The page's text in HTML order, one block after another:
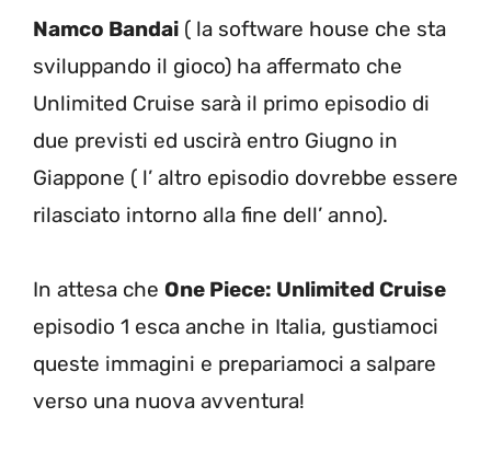
Namco Bandai ( la software house che sta
sviluppando il gioco) ha affermato che
Unlimited Cruise sarà il primo episodio di
due previsti ed uscirà entro Giugno in
Giappone ( l’ altro episodio dovrebbe essere
rilasciato intorno alla fine dell’ anno).
In attesa che One Piece: Unlimited Cruise
episodio 1 esca anche in Italia, gustiamoci
queste immagini e prepariamoci a salpare
verso una nuova avventura!